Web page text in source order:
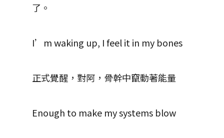
了。
I’m waking up, I feel it in my bones
正式覺醒，對阿，骨幹中竄動著能量
Enough to make my systems blow